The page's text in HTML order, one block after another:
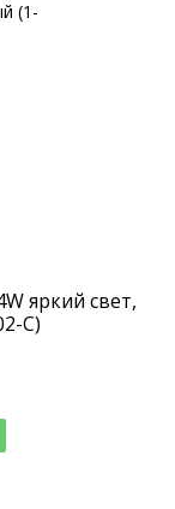
яркий свет,
C)